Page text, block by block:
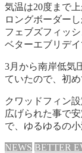
気温は20度まで
ロングボーダー
フェブズフィッ
ベターエブリデイ
3月から南岸低気
ていたので、初め
クワッドフィン
広げられた事で
で、ゆるゆるの
NEWS BETTER